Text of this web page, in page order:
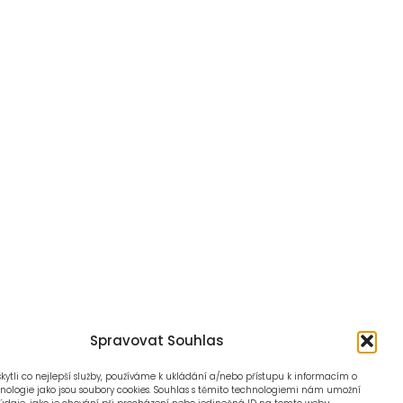
Spravovat Souhlas
co nejlepší služby, používáme k ukládání a/nebo přístupu k informacím o
jako jsou soubory cookies. Souhlas s těmito technologiemi nám umožní